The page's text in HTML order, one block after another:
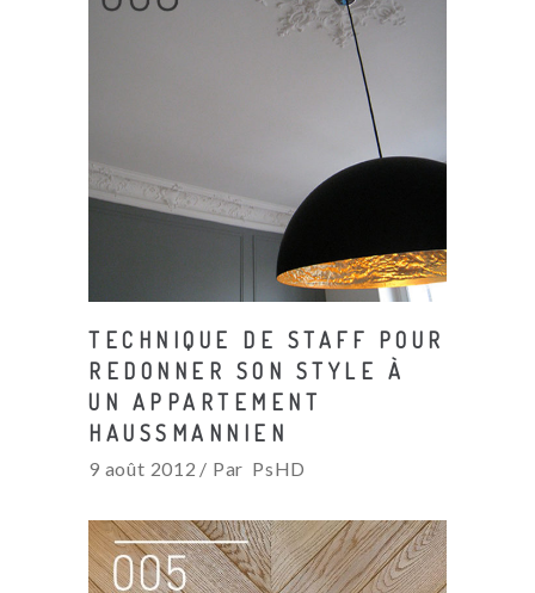
TECHNIQUE DE STAFF POUR
REDONNER SON STYLE À
UN APPARTEMENT
HAUSSMANNIEN
9 août 2012 Par PsHD